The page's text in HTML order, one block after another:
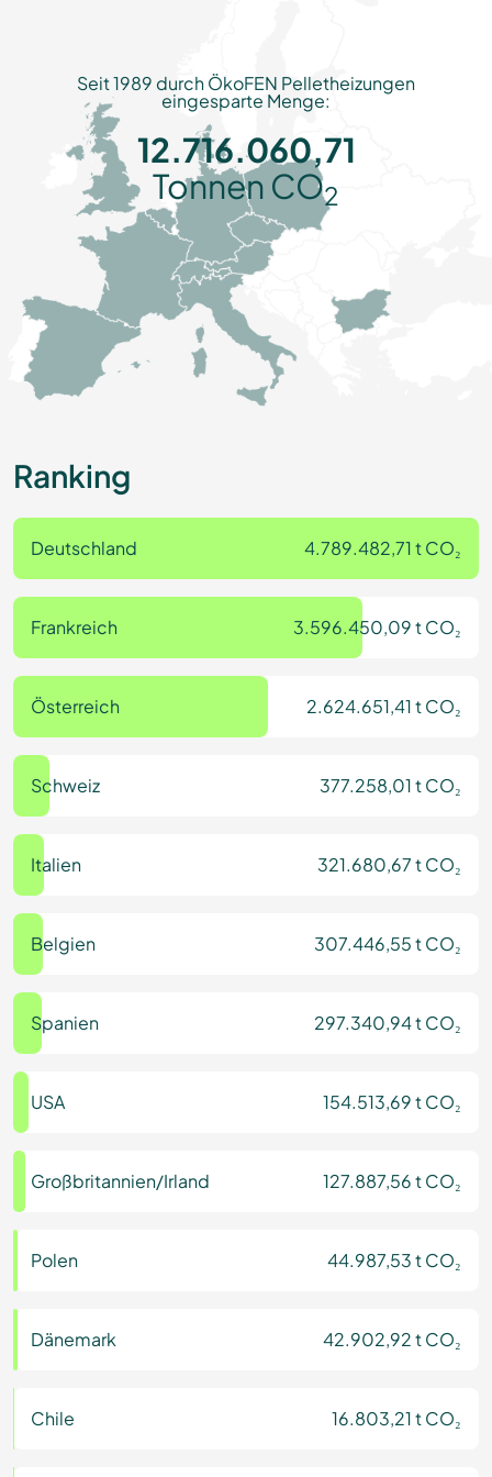
Seit 1989 durch ÖkoFEN Pelletheizungen
eingesparte Menge:
12.716.060,71
Tonnen CO2
Ranking
Deutschland 4.789.482,71 t CO₂
Frankreich 3.596.450,09 t CO₂
Österreich 2.624.651,41 t CO₂
Schweiz 377.258,01 t CO₂
Italien 321.680,67 t CO₂
Belgien 307.446,55 t CO₂
Spanien 297.340,94 t CO₂
USA 154.513,69 t CO₂
Großbritannien/Irland 127.887,56 t CO₂
Polen 44.987,53 t CO₂
Dänemark 42.902,92 t CO₂
Chile 16.803,21 t CO₂